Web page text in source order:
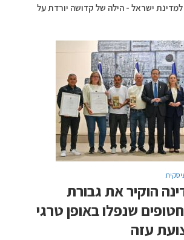
ישראל - הילה של קדושה יורדת על
הוקיר את גבורת
שנפלו באופן טרגי
עזה